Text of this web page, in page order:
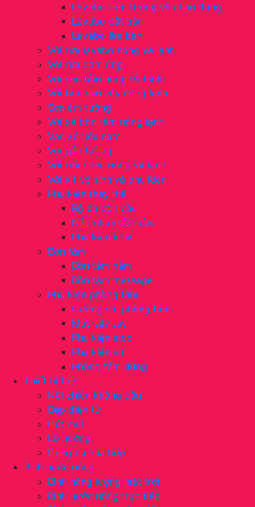
Lavabo treo tường và chân đứng
Lavabo đặt bàn
Lavabo âm bàn
Vòi rửa lavabo nóng và lạnh
Vòi rửa cảm ứng
Vòi sen tắm nóng và lạnh
Vòi tắm sen cây nóng lạnh
Sen âm tường
Vòi xả bồn tắm nóng lạnh
Van xả tiểu nam
Vòi gắn tường
Vòi rửa chén nóng và lạnh
Vòi xịt vệ sinh và phụ kiện
Phụ kiện thay thế
Bộ xả bồn cầu
Nắp nhựa bồn cầu
Phụ kiện khác
Bồn tắm
Bồn tắm nằm
Bồn tắm massage
Phụ kiện phòng tắm
Gương soi phòng tắm
Máy sấy tay
Phụ kiện inox
Phụ kiện sứ
Phòng tắm đứng
Thiết bị bếp
Nồi chiên không dầu
Bếp điện từ
Hút mùi
Lò nướng
Dụng cụ nhà bếp
Bình nước nóng
Bình năng lượng mặt trời
Bình nước nóng trực tiếp